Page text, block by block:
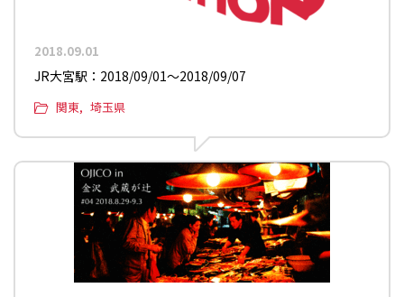
2018.09.01
JR大宮駅：2018/09/01〜2018/09/07
関東 埼玉県